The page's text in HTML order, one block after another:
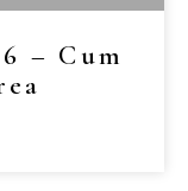
– Cum